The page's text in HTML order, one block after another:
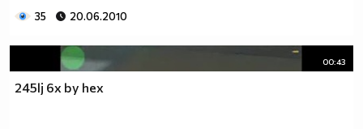
35 20.06.2010
00:43
245lj 6x by hex